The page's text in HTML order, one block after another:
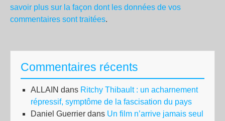
savoir plus sur la façon dont les données de vos
commentaires sont traitées.
Commentaires récents
ALLAIN dans Ritchy Thibault : un acharnement
répressif, symptôme de la fascisation du pays
Daniel Guerrier dans Un film n’arrive jamais seul